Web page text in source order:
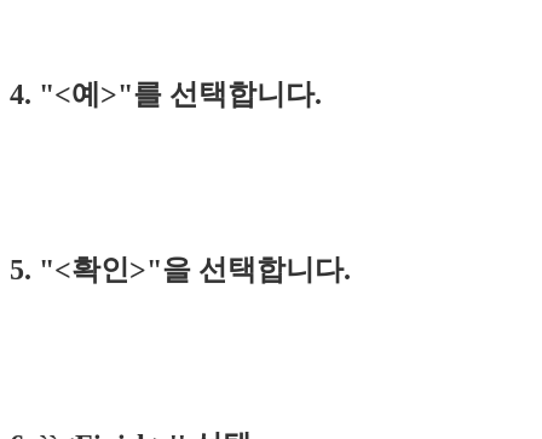
4. "<예>"를 선택합니다.
5. "<확인>"을 선택합니다.